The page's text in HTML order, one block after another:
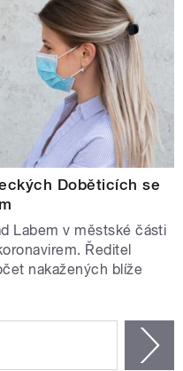
Doběticích se
Labem v městské části
Ředitel
nakažených blíže